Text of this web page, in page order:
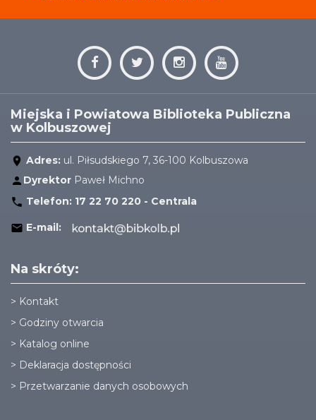
Miejska i Powiatowa Biblioteka Publiczna
w Kolbuszowej
Adres: ul. Piłsudskiego 7, 36-100 Kolbuszowa
Dyrektor Paweł Michno
Telefon: 17 22 70 220 - Centrala
E-mail:
Na skróty:
> Kontakt
> Godziny otwarcia
> Katalog online
> Deklaracja dostępności
> Przetwarzanie danych osobowych